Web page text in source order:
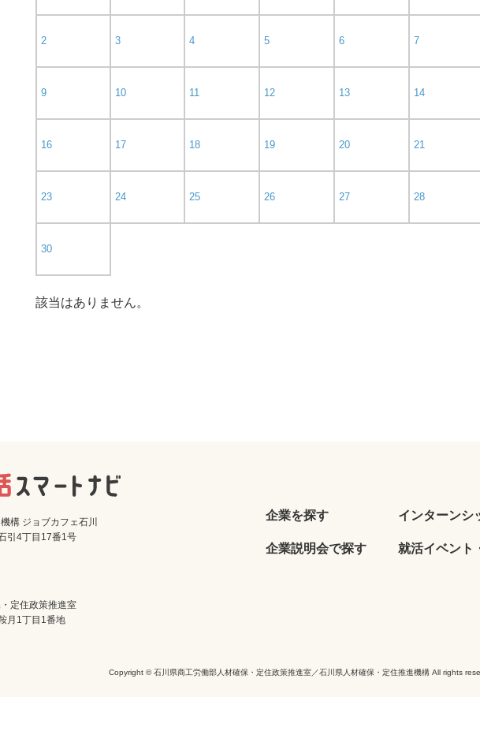
2 3 4 5 6 7
9 10 11 12 13 14
16 17 18 19 20 21
23 24 25 26 27 28
30
該当はありません。
構 ジョブカフェ石川
引4丁目17番1号
定住政策推進室
月1丁目1番地
企業を探す
企業説明会で探す
インターンシ
就活イベント
Copyright © 石川県商工労働部人材確保・定住政策推進室／石川県人材確保・定住推進機構 All rights